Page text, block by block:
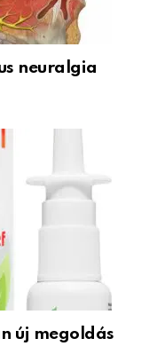
neuralgia
új megoldás